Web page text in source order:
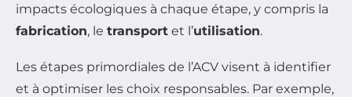
impacts écologiques à chaque étape, y compris la
fabrication, le transport et l’utilisation.
Les étapes primordiales de l’ACV visent à identifier
et à optimiser les choix responsables. Par exemple,